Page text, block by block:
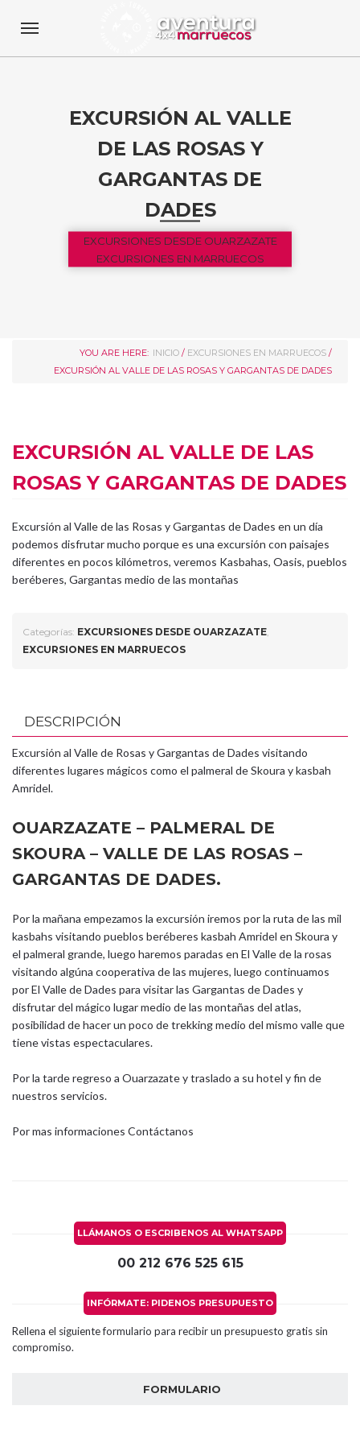
EXCURSIÓN AL VALLE
DE LAS ROSAS Y
GARGANTAS DE
DADES
EXCURSIONES DESDE OUARZAZATE
EXCURSIONES EN MARRUECOS
YOU ARE HERE: INICIO / EXCURSIONES EN MARRUECOS /
EXCURSIÓN AL VALLE DE LAS ROSAS Y GARGANTAS DE DADES
EXCURSIÓN AL VALLE DE LAS
ROSAS Y GARGANTAS DE DADES
Excursión al Valle de las Rosas y Gargantas de Dades en un día
podemos disfrutar mucho porque es una excursión con paisajes
diferentes en pocos kilómetros, veremos Kasbahas, Oasis, pueblos
beréberes, Gargantas medio de las montañas
Categorías: EXCURSIONES DESDE OUARZAZATE,
EXCURSIONES EN MARRUECOS
DESCRIPCIÓN
Excursión al Valle de Rosas y Gargantas de Dades visitando
diferentes lugares mágicos como el palmeral de Skoura y kasbah
Amridel.
OUARZAZATE – PALMERAL DE
SKOURA – VALLE DE LAS ROSAS –
GARGANTAS DE DADES.
Por la mañana empezamos la excursión iremos por la ruta de las mil
kasbahs visitando pueblos beréberes kasbah Amridel en Skoura y
el palmeral grande, luego haremos paradas en El Valle de la rosas
visitando algúna cooperativa de las mujeres, luego continuamos
por El Valle de Dades para visitar las Gargantas de Dades y
disfrutar del mágico lugar medio de las montañas del atlas,
posibilidad de hacer un poco de trekking medio del mismo valle que
tiene vistas espectaculares.
Por la tarde regreso a Ouarzazate y traslado a su hotel y fin de
nuestros servicios.
Por mas informaciones Contáctanos
LLÁMANOS O ESCRIBENOS AL WHATSAPP
00 212 676 525 615
INFÓRMATE: PIDENOS PRESUPUESTO
Rellena el siguiente formulario para recibir un presupuesto gratis sin
compromiso.
FORMULARIO